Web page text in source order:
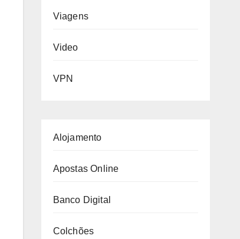
Viagens
Video
VPN
Alojamento
Apostas Online
Banco Digital
Colchões